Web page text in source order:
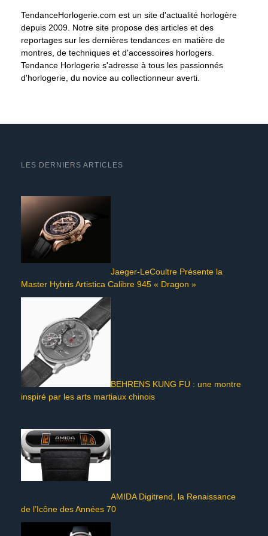
TendanceHorlogerie.com est un site d'actualité horlogère
depuis 2009. Notre site propose des articles et des
reportages sur les dernières tendances en matière de
montres, de techniques et d'accessoires horlogers.
Tendance Horlogerie s'adresse à tous les passionnés
d'horlogerie, du novice au collectionneur averti.
LES DERNIERS ARTICLES
Jaeger-LeCoultre Présente la
Master Hybris Artistica Calibre 945 « Dragon »
BEHRENS KUNG FU : une montre
inspiré par les arts martiaux chinois
AMIDA Digitrend, la Renaissance
de l’Icône des Années 70